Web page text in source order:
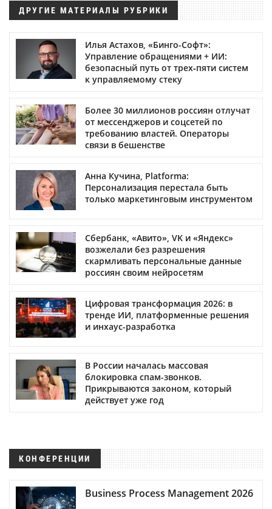
ДРУГИЕ МАТЕРИАЛЫ РУБРИКИ
Илья Астахов, «Бинго-Софт»:
Управление обращениями + ИИ:
безопасный путь от трех‑пяти систем
к управляемому стеку
Более 30 миллионов россиян отлучат
от мессенджеров и соцсетей по
требованию властей. Операторы
связи в бешенстве
Анна Кучина, Platforma:
Персонализация перестала быть
только маркетинговым инструментом
Сбербанк, «Авито», VK и «Яндекс»
возжелали без разрешения
скармливать персональные данные
россиян своим нейросетям
Цифровая трансформация 2026: в
тренде ИИ, платформенные решения
и инхаус-разработка
В России началась массовая
блокировка спам-звонков.
Прикрываются законом, который
действует уже год
КОНФЕРЕНЦИИ
Business Process Management 2026